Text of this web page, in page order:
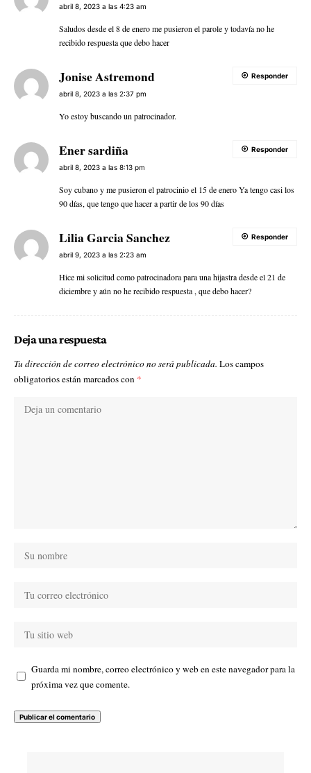
abril 8, 2023 a las 4:23 am
Saludos desde el 8 de enero me pusieron el parole y todavía no he
recibido respuesta que debo hacer
Jonise Astremond
abril 8, 2023 a las 2:37 pm
Yo estoy buscando un patrocinador.
Responder
Ener sardiña
abril 8, 2023 a las 8:13 pm
Soy cubano y me pusieron el patrocinio el 15 de enero Ya tengo casi los
90 días, que tengo que hacer a partir de los 90 días
Responder
Lilia Garcia Sanchez
abril 9, 2023 a las 2:23 am
Hice mi solicitud como patrocinadora para una hijastra desde el 21 de
diciembre y aún no he recibido respuesta , que debo hacer?
Responder
Deja una respuesta
Tu dirección de correo electrónico no será publicada. Los campos
obligatorios están marcados con *
Guarda mi nombre, correo electrónico y web en este navegador para la
próxima vez que comente.